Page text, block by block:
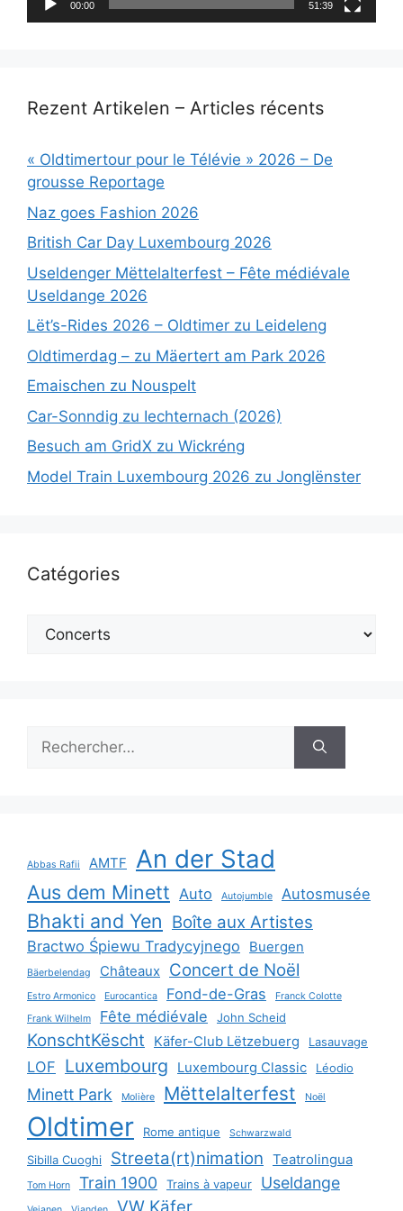
00:00 51:39
Rezent Artikelen – Articles récents
« Oldtimertour pour le Télévie » 2026 – De
grousse Reportage
Naz goes Fashion 2026
British Car Day Luxembourg 2026
Useldenger Mëttelalterfest – Fête médiévale
Useldange 2026
Lët’s-Rides 2026 – Oldtimer zu Leideleng
Oldtimerdag – zu Mäertert am Park 2026
Emaischen zu Nouspelt
Car-Sonndig zu Iechternach (2026)
Besuch am GridX zu Wickréng
Model Train Luxembourg 2026 zu Jonglënster
Catégories
Catégories
Abbas Rafii AMTF An der Stad
Aus dem Minett Auto Autojumble Autosmusée
Bhakti and Yen Boîte aux Artistes
Bractwo Śpiewu Tradycyjnego Buergen
Bäerbelendag Châteaux Concert de Noël
Estro Armonico Eurocantica Fond-de-Gras
Franck Colotte
Frank Wilhelm
Fête médiévale John Scheid
KonschtKëscht Käfer-Club Lëtzebuerg Lasauvage
LOF Luxembourg Luxembourg Classic Léodio
Minett Park Molière Mëttelalterfest Noël
Oldtimer Rome antique Schwarzwald
Sibilla Cuoghi Streeta(rt)nimation Teatrolingua
Tom Horn Train 1900 Trains à vapeur Useldange